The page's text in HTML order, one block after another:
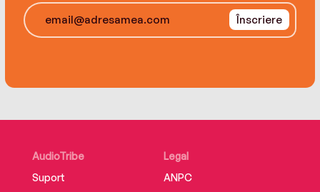
Înscriere
AudioTribe
Suport
Legal
ANPC